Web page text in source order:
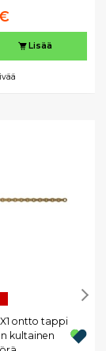
Lisää
ontto tappi
kultainen